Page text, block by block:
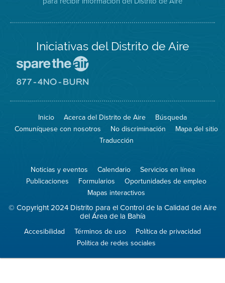
Iniciativas del Distrito de Aire
Spare
Air
el
aire)
sitio
8774
Burn
Inicio Acerca del Distrito de Aire
Búsqueda
Comuníquese con nosotros
No discriminación
Mapa del sitio
Traducción
Noticias y eventos Calendario
Servicios en línea
Publicaciones
Formularios
Oportunidades de empleo
Mapas interactivos
© Copyright 2024 Distrito para el Control de la Calidad del Aire
del Área de la Bahía
Accesibilidad Términos de uso
Política de privacidad
Política de redes sociales